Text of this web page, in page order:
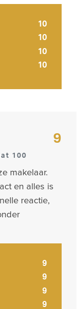
10
10
10
10
9
100
makelaar.
en alles is
reactie,
9
9
9
9